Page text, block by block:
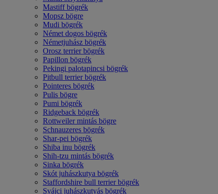
Mastiff bögrék
Mopsz bögre
Mudi bögrék
Német dogos bögrék
Németjuhász bögrék
Orosz terrier bögrék
Papillon bögrék
Pekingi palotapincsi bögrék
Pitbull terrier bögrék
Pointeres bögrék
Pulis bögre
Pumi bögrék
Ridgeback bögrék
Rottweiler mintás bögre
Schnauzeres bögrék
Shar-pei bögrék
Shiba inu bögrék
Shih-tzu mintás bögrék
Sinka bögrék
Skót juhászkutya bögrék
Staffordshire bull terrier bögrék
Svájci juhászkutyás bögrék